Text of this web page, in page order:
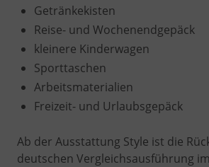
Getränkekisten
Reise- und Wochenendgepäck
kleinere Kinderwagen
Sporttaschen
Arbeitsmaterialien
Freizeit- und Urlaubsgepäck
Ab der Ausstattung Style ist die
deutschen Vergleichsausführung